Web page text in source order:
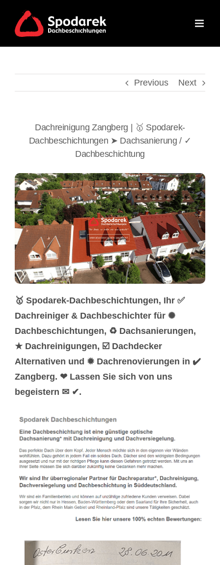
content
Previous Next
Dachreinigung Zangberg | 🥇 Spodarek-
Dachbeschichtungen ➤ Dachsanierung / ✓
Dachbeschichtung
🥇 Spodarek-Dachbeschichtungen, Ihr ✅
Dachreiniger & Dachbeschichter für ✺
Dachbeschichtungen, ♻ Dachsanierungen,
★ Dachreinigungen, ☑️ Dachdecker
Alternativen und ✹ Dachrenovierungen in ✔️
Zangberg. ❤ Lassen Sie sich von uns
begeistern ✉ ✔.